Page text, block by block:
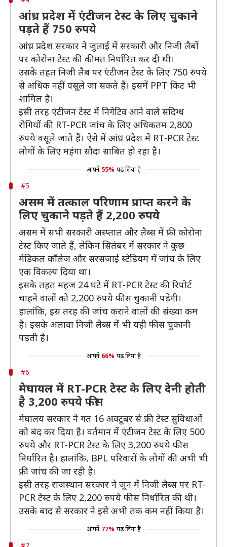
आंध्र प्रदेश में एंटीजन टेस्ट के लिए चुकाने
पड़ते हैं 750 रुपये
आंध्र प्रदेश सरकार ने जुलाई में सरकारी और निजी लैबों
पर कोरोना टेस्ट की कीमत निर्धारित कर दी थी।
उसके तहत निजी लैब पर एंटीजन टेस्ट के लिए 750 रुपये
से अधिक नहीं वसूले जा सकते हैं। इसमें PPT किट भी
शामिल है।
इसी तरह एंटीजन टेस्ट में निगेटिव आने वाले संदिग्ध
रोगियों की RT-PCR जांच के लिए अधिकतम 2,800
रुपये वसूले जाते हैं। ऐसे में आंध्र प्रदेश में RT-PCR टेस्ट
लोगों के लिए महंगा सौदा साबित हो रहा है।
आपने 55% पढ़ लिया है
#5
असम में तत्काल परिणाम प्राप्त करने के
लिए चुकाने पड़ते हैं 2,200 रुपये
असम में सभी सरकारी अस्प्ताल और लैब्स में फ्री कोरोना
टेस्ट किए जाते हैं, लेकिन सितंबर में सरकार ने कुछ
मेडिकल कॉलेज और सरसजाई स्टेडियम में जांच के लिए
एक विकल्प दिया था।
इसके तहत महज 24 घंटे में RT-PCR टेस्ट की रिपोर्ट
चाहने वालों को 2,200 रुपये फीस चुकानी पड़ेगी।
हालांकि, इस तरह की जांच कराने वालों की संख्या कम
है। इसके अलावा निजी लैब्स में भी यही फीस चुकानी
पड़ती है।
आपने 66% पढ़ लिया है
#6
मेघायल में RT-PCR टेस्ट के लिए देनी होती
है 3,200 रुपये फीस
मेघालय सरकार ने गत 16 अक्टूबर से फ्री टेस्ट सुविधाओं
को बंद कर दिया है। वर्तमान में एंटीजन टेस्ट के लिए 500
रुपये और RT-PCR टेस्ट के लिए 3,200 रुपये फीस
निर्धारित है। हालांकि, BPL परिवारों के लोगों की अभी भी
फ्री जांच की जा रही है।
इसी तरह राजस्थान सरकार ने जून में निजी लैब्स पर RT-
PCR टेस्ट के लिए 2,200 रुपये फीस निर्धारित की थी।
उसके बाद से सरकार ने इसे अभी तक कम नहीं किया है।
आपने 77% पढ़ लिया है